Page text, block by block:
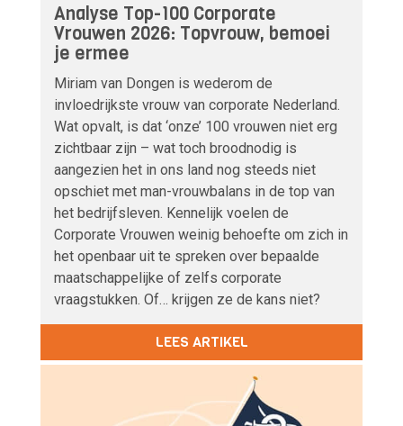
Analyse Top-100 Corporate
Vrouwen 2026: Topvrouw, bemoei
je ermee
Miriam van Dongen is wederom de
invloedrijkste vrouw van corporate Nederland.
Wat opvalt, is dat ‘onze’ 100 vrouwen niet erg
zichtbaar zijn – wat toch broodnodig is
aangezien het in ons land nog steeds niet
opschiet met man-vrouwbalans in de top van
het bedrijfsleven. Kennelijk voelen de
Corporate Vrouwen weinig behoefte om zich in
het openbaar uit te spreken over bepaalde
maatschappelijke of zelfs corporate
vraagstukken. Of… krijgen ze de kans niet?
LEES ARTIKEL